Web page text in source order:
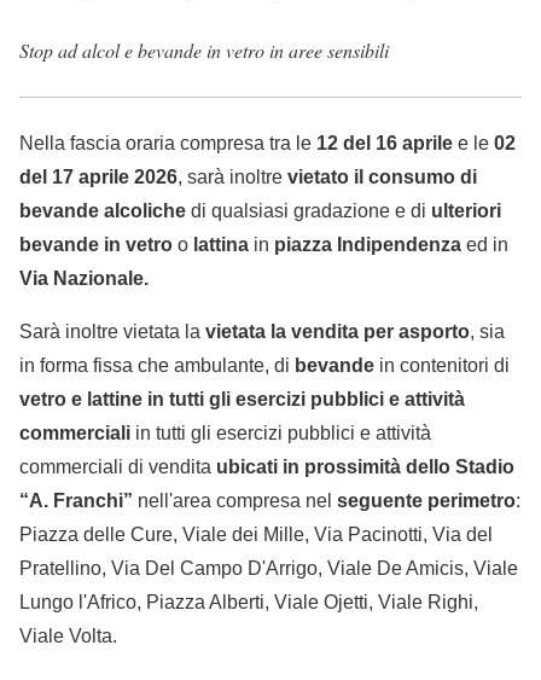
Stop ad alcol e bevande in vetro in aree sensibili
Nella fascia oraria compresa tra le 12 del 16 aprile e le 02
del 17 aprile 2026, sarà inoltre vietato il consumo di
bevande alcoliche di qualsiasi gradazione e di ulteriori
bevande in vetro o lattina in piazza Indipendenza ed in
Via Nazionale.
Sarà inoltre vietata la vietata la vendita per asporto, sia
in forma fissa che ambulante, di bevande in contenitori di
vetro e lattine in tutti gli esercizi pubblici e attività
commerciali in tutti gli esercizi pubblici e attività
commerciali di vendita ubicati in prossimità dello Stadio
“A. Franchi” nell'area compresa nel seguente perimetro:
Piazza delle Cure, Viale dei Mille, Via Pacinotti, Via del
Pratellino, Via Del Campo D'Arrigo, Viale De Amicis, Viale
Lungo l'Africo, Piazza Alberti, Viale Ojetti, Viale Righi,
Viale Volta.